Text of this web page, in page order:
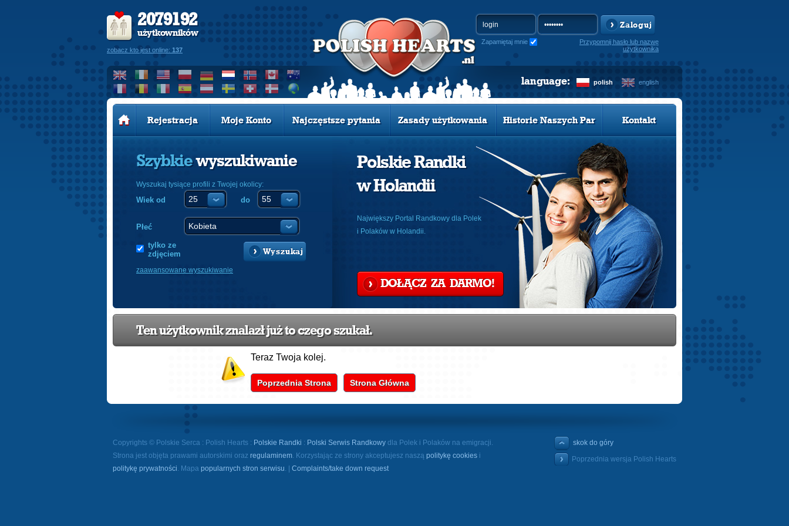
2079192
użytkowników
zobacz kto jest online: 137
Zaloguj
Zapamiętaj mnie
Przypomnij hasło lub nazwę
użytkownika
polish english
language:
Rejestracja Moje Konto Najczęstsze pytania Zasady użytkowania Historie Naszych Par Kontakt
Szybkiewyszukiwanie
Wyszukaj tysiące profili z Twojej okolicy:
Wiek od do
Płeć
tylko ze
zdjęciem
Wyszukaj
zaawansowane wyszukiwanie
Polskie Randki
w Holandii
Największy Portal Randkowy dla Polek
i Polaków w Holandii.
DOŁĄCZ ZA DARMO!
Ten użytkownik znalazł już to czego szukał.
Teraz Twoja kolej.
Poprzednia Strona Strona Główna
Copyrights © Polskie Serca : Polish Hearts : Polskie Randki : Polski Serwis Randkowy dla Polek i Polaków na emigracji.
Strona jest objęta prawami autorskimi oraz regulaminem. Korzystając ze strony akceptujesz naszą politykę cookies i
politykę prywatności. Mapa popularnych stron serwisu. | Complaints/take down request
skok do góry
Poprzednia wersja Polish Hearts